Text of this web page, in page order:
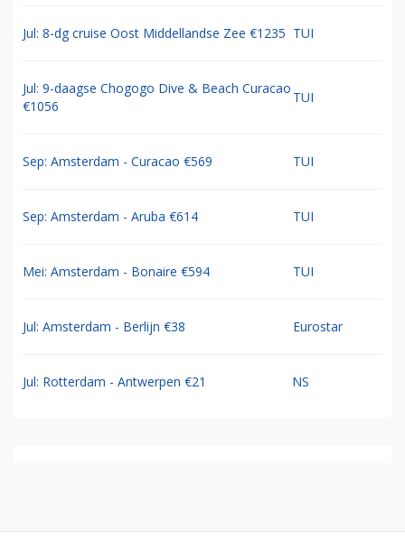
Jul: 8-dg cruise Oost Middellandse Zee €1235 TUI
Jul: 9-daagse Chogogo Dive & Beach Curacao
€1056
TUI
Sep: Amsterdam - Curacao €569 TUI
Sep: Amsterdam - Aruba €614 TUI
Mei: Amsterdam - Bonaire €594 TUI
Jul: Amsterdam - Berlijn €38 Eurostar
Jul: Rotterdam - Antwerpen €21 NS